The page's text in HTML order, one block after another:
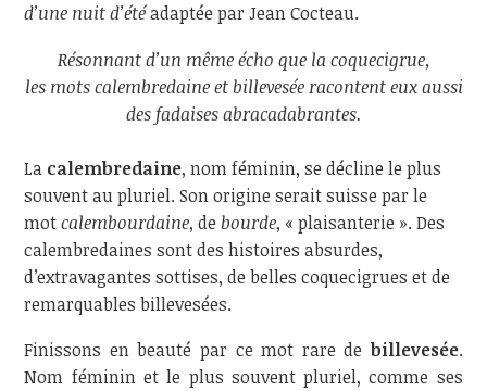
d’une nuit d’étéadaptée par Jean Cocteau.
Résonnant d’un même écho que la coquecigrue,
les mots calembredaine et billevesée racontent eux aussi
des fadaises abracadabrantes.
La calembredaine, nom féminin, se décline le plus
souvent au pluriel. Son origine serait suisse par le
motcalembourdaine, de bourde, « plaisanterie ». Des
calembredaines sont des histoires absurdes,
d’extravagantes sottises, de belles coquecigrues et de
remarquables billevesées.
Finissons en beauté par ce mot rare de billevesée.
Nom féminin et le plus souvent pluriel, comme ses